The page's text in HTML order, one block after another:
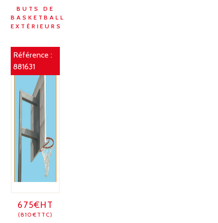
BUTS DE
BASKETBALL
EXTÉRIEURS
Référence :
881631
675€HT
(810€TTC)